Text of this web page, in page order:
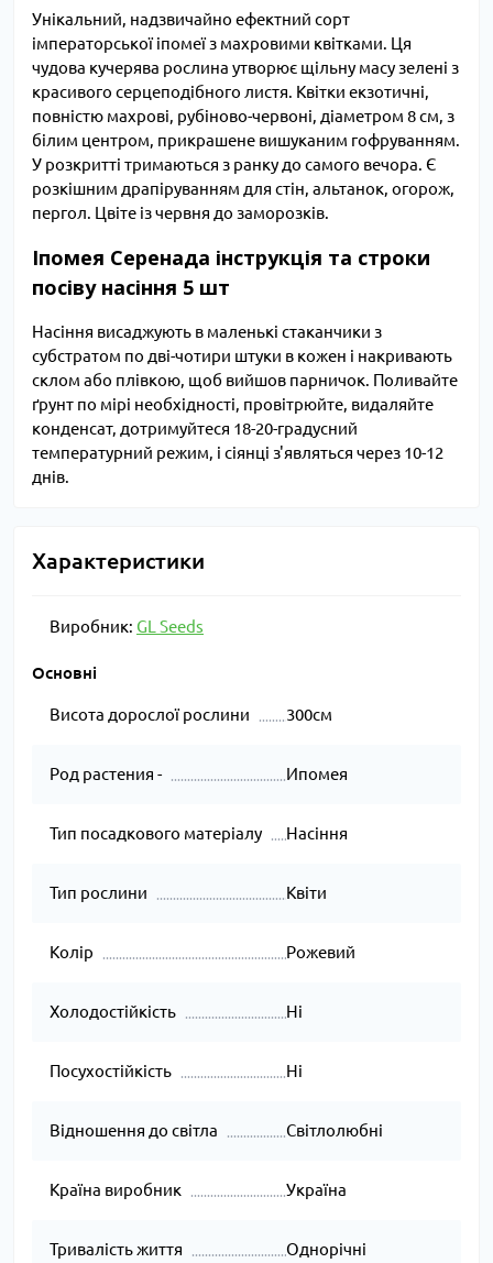
Унікальний, надзвичайно ефектний сорт
імператорської іпомеї з махровими квітками. Ця
чудова кучерява рослина утворює щільну масу зелені з
красивого серцеподібного листя. Квітки екзотичні,
повністю махрові, рубіново-червоні, діаметром 8 см, з
білим центром, прикрашене вишуканим гофруванням.
У розкритті тримаються з ранку до самого вечора. Є
розкішним драпіруванням для стін, альтанок, огорож,
пергол. Цвіте із червня до заморозків.
Іпомея Серенада інструкція та строки
посіву насіння 5 шт
Насіння висаджують в маленькі стаканчики з
субстратом по дві-чотири штуки в кожен і накривають
склом або плівкою, щоб вийшов парничок. Поливайте
ґрунт по мірі необхідності, провітрюйте, видаляйте
конденсат, дотримуйтеся 18-20-градусний
температурний режим, і сіянці з'являться через 10-12
днів.
Характеристики
Виробник: GL Seeds
Основні
Висота дорослої рослини 300см
Род растения - Ипомея
Тип посадкового матеріалу Насіння
Тип рослини Квіти
Колір Рожевий
Холодостійкість Ні
Посухостійкість Ні
Відношення до світла Світлолюбні
Країна виробник Україна
Тривалість життя Однорічні